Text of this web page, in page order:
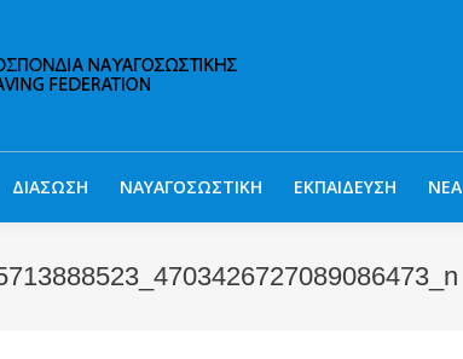
ΔΙΑΣΩΣΗ ΝΑΥΑΓΟΣΩΣΤΙΚΗ ΕΚΠΑΙΔΕΥΣΗ ΝΕΑ